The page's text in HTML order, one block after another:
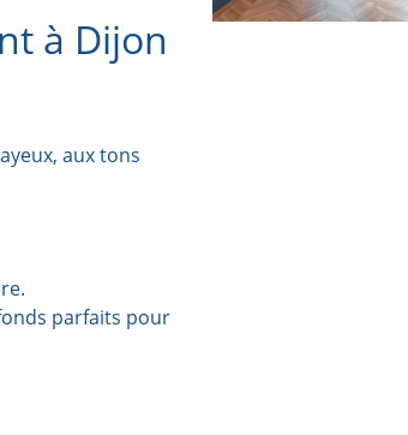
à Dijon
aux tons
parfaits pour